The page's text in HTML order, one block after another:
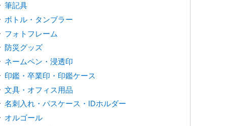
筆記具
ボトル・タンブラー
フォトフレーム
防災グッズ
ネームペン・浸透印
印鑑・卒業印・印鑑ケース
文具・オフィス用品
名刺入れ・パスケース・IDホルダー
オルゴール